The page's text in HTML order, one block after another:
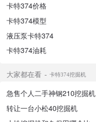
卡特374价格
卡特374模型
液压泵卡特374
卡特374油耗
大家都在看 卡特374挖掘机
急售个人二手神钢210挖掘机
转让一台小松40挖掘机